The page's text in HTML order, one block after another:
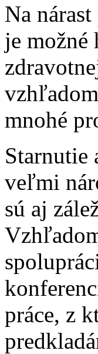
Na
je možné
mnohé
Starnutie
veľmi
sú aj
práce, z